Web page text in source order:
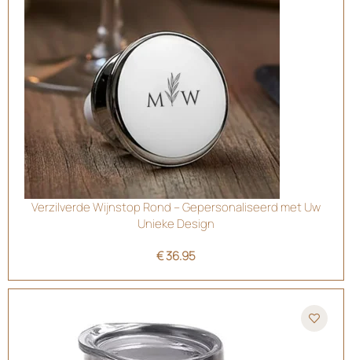
Verzilverde Wijnstop Rond – Gepersonaliseerd met Uw
Unieke Design
€36.95